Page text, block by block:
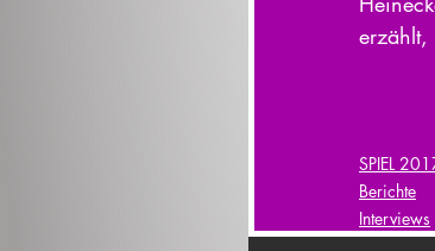
erzählt,
SPIEL
Berichte
Interviews